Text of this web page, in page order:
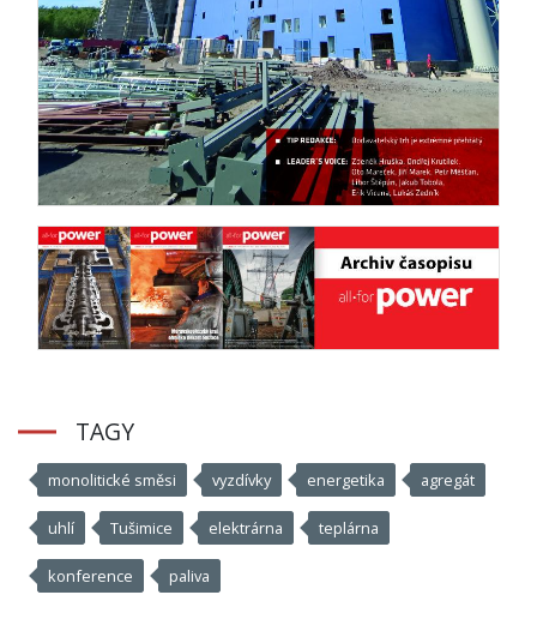
TAGY
monolitické směsi vyzdívky energetika agregát
uhlí Tušimice elektrárna teplárna
konference paliva